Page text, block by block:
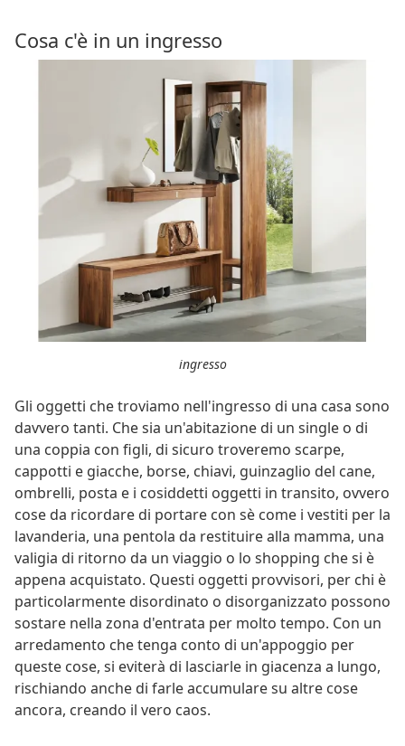
Cosa c'è in un ingresso
ingresso
Gli oggetti che troviamo nell'ingresso di una casa sono
davvero tanti. Che sia un'abitazione di un single o di
una coppia con figli, di sicuro troveremo scarpe,
cappotti e giacche, borse, chiavi, guinzaglio del cane,
ombrelli, posta e i cosiddetti oggetti in transito, ovvero
cose da ricordare di portare con sè come i vestiti per la
lavanderia, una pentola da restituire alla mamma, una
valigia di ritorno da un viaggio o lo shopping che si è
appena acquistato. Questi oggetti provvisori, per chi è
particolarmente disordinato o disorganizzato possono
sostare nella zona d'entrata per molto tempo. Con un
arredamento che tenga conto di un'appoggio per
queste cose, si eviterà di lasciarle in giacenza a lungo,
rischiando anche di farle accumulare su altre cose
ancora, creando il vero caos.